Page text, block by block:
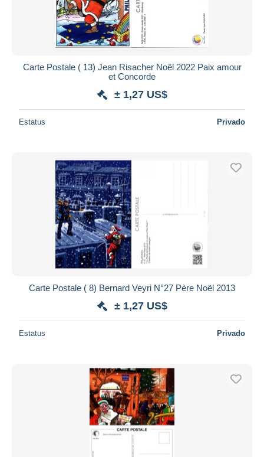
Carte Postale ( 13) Jean Risacher Noël 2022 Paix amour
et Concorde
± 1,27 US$
Estatus Privado
Carte Postale ( 8) Bernard Veyri N°27 Père Noël 2013
± 1,27 US$
Estatus Privado